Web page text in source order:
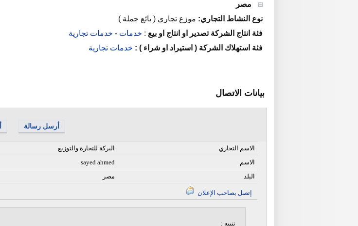
مصر
نوع النشاط التجاري: موزع تجاري ( بائع جملة )
فئة انتاج الشركة تصدير او انتاج او بيع : خدمات - خدمات تجارية
فئة استهلاك الشركة ( استيراد او شراء ) : خدمات تجارية
بيانات الاتصال
أرسل رسالة
البركة للتجارة والتوزيع
الاسم التجاري
sayed ahmed
الاسم
مصر
البلد
تنبيه :